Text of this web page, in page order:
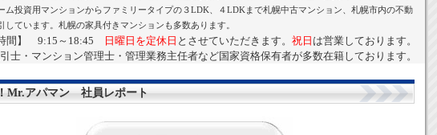
ム投資用マンションからファミリータイプの３LDK、４LDKまで札幌中古マンション、札幌市内の不動
しています。札幌の家具付きマンションも多数あります。
時間】 9:15～18:45 日曜日を定休日 とさせていただきます。 祝日 は営業しております。
士・マンション管理士・管理業務主任者など国家資格保有者が多数在籍しております。
Mr.アパマン 社員レポート